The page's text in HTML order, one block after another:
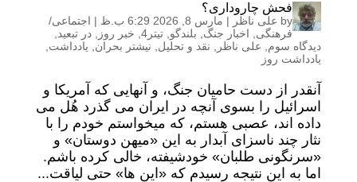
فحش چاروداری؟
by علی ناظر | مارس 8, 2026 6:29 ب.ظ | اجتماعی/
فرهنگی
اخبار جنگ بلندگو تیتر4 , خبر روز در تبعید
دیدگاه سوم
علی ناظر نقد و تحلیل نیشتر بحران یادداشت
یادداشت روز
آنقدر از دست حامیان جنگ، و آنهایی که آمریکا و
اسرائیل را بسوی آنچه در ایران می گذرد هُل می
داده اند، عصبی هستم، که میخواستم خودم را با
نثار چند ناسزای آبدار به این «میهن دوستان» و
«سرنگونی طلبان» خودشیفته، خالی کرده باشم.
اما به این نتیجه رسیدم که «این ها» حتی لیاقت...